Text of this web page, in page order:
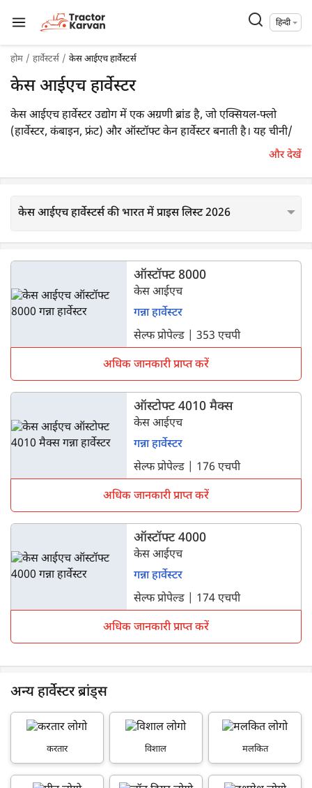
हिन्दी
होम हार्वेस्टर्स केस आईएच हार्वेस्टर्स
केस आईएच हार्वेस्टर
केस आईएच हार्वेस्टर उद्योग में एक अग्रणी ब्रांड है, जो एक्सियल-फ्लो
(हार्वेस्टर, कंबाइन, फ्रंट) और ऑस्टॉफ्ट केन हार्वेस्टर बनाती है। यह चीनी/
शराब क्षेत्र में वैश्विक स्तर पर जाने जाते हैं, जिंसका 50 से अधिक वर्षों का
और देखें
केस आईएच हार्वेस्टर्स की भारत में प्राइस लिस्ट 2026
ऑस्टॉफ्ट 8000
केस आईएच
गन्ना हार्वेस्टर
सेल्फ प्रोपेल्ड | 353 एचपी
अधिक जानकारी प्राप्त करें
ऑस्टोफ्ट 4010 मैक्स
केस आईएच
गन्ना हार्वेस्टर
सेल्फ प्रोपेल्ड | 176 एचपी
अधिक जानकारी प्राप्त करें
ऑस्टॉफ्ट 4000
केस आईएच
गन्ना हार्वेस्टर
सेल्फ प्रोपेल्ड | 174 एचपी
अधिक जानकारी प्राप्त करें
अन्य हार्वेस्टर ब्रांड्स
करतार विशाल मलकित